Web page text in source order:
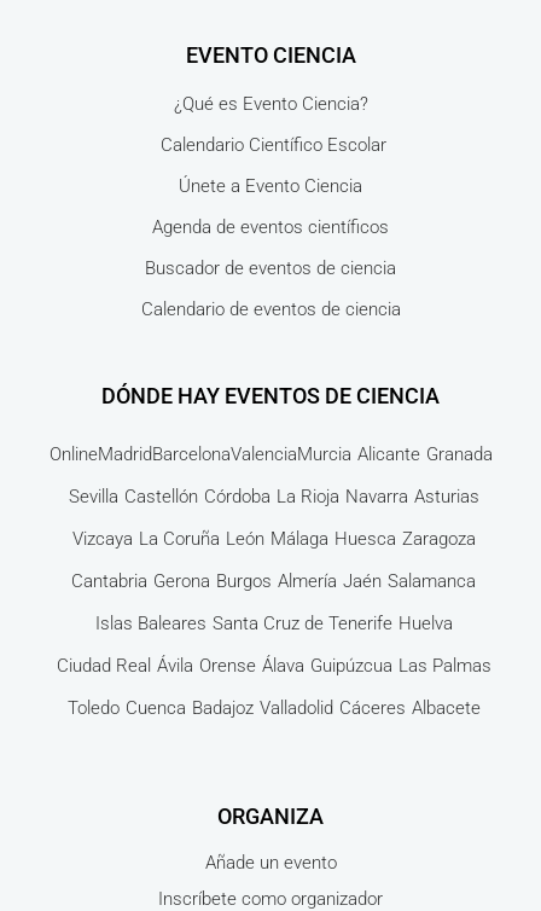
EVENTO CIENCIA
¿Qué es Evento Ciencia?
Calendario Científico Escolar
Únete a Evento Ciencia
Agenda de eventos científicos
Buscador de eventos de ciencia
Calendario de eventos de ciencia
DÓNDE HAY EVENTOS DE CIENCIA
OnlineMadridBarcelonaValenciaMurcia Alicante Granada
Sevilla Castellón Córdoba La Rioja Navarra Asturias
Vizcaya La Coruña León Málaga Huesca Zaragoza
Cantabria Gerona Burgos Almería Jaén Salamanca
Islas Baleares Santa Cruz de Tenerife Huelva
Ciudad Real Ávila Orense Álava Guipúzcua Las Palmas
Toledo Cuenca Badajoz Valladolid Cáceres Albacete
ORGANIZA
Añade un evento
Inscríbete como organizador